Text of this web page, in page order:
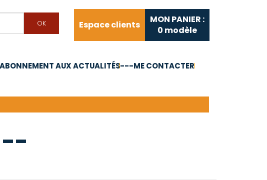
Espace clients
MON PANIER :
0 modèle
AUX ACTUALITÉS---ME CONTACTER